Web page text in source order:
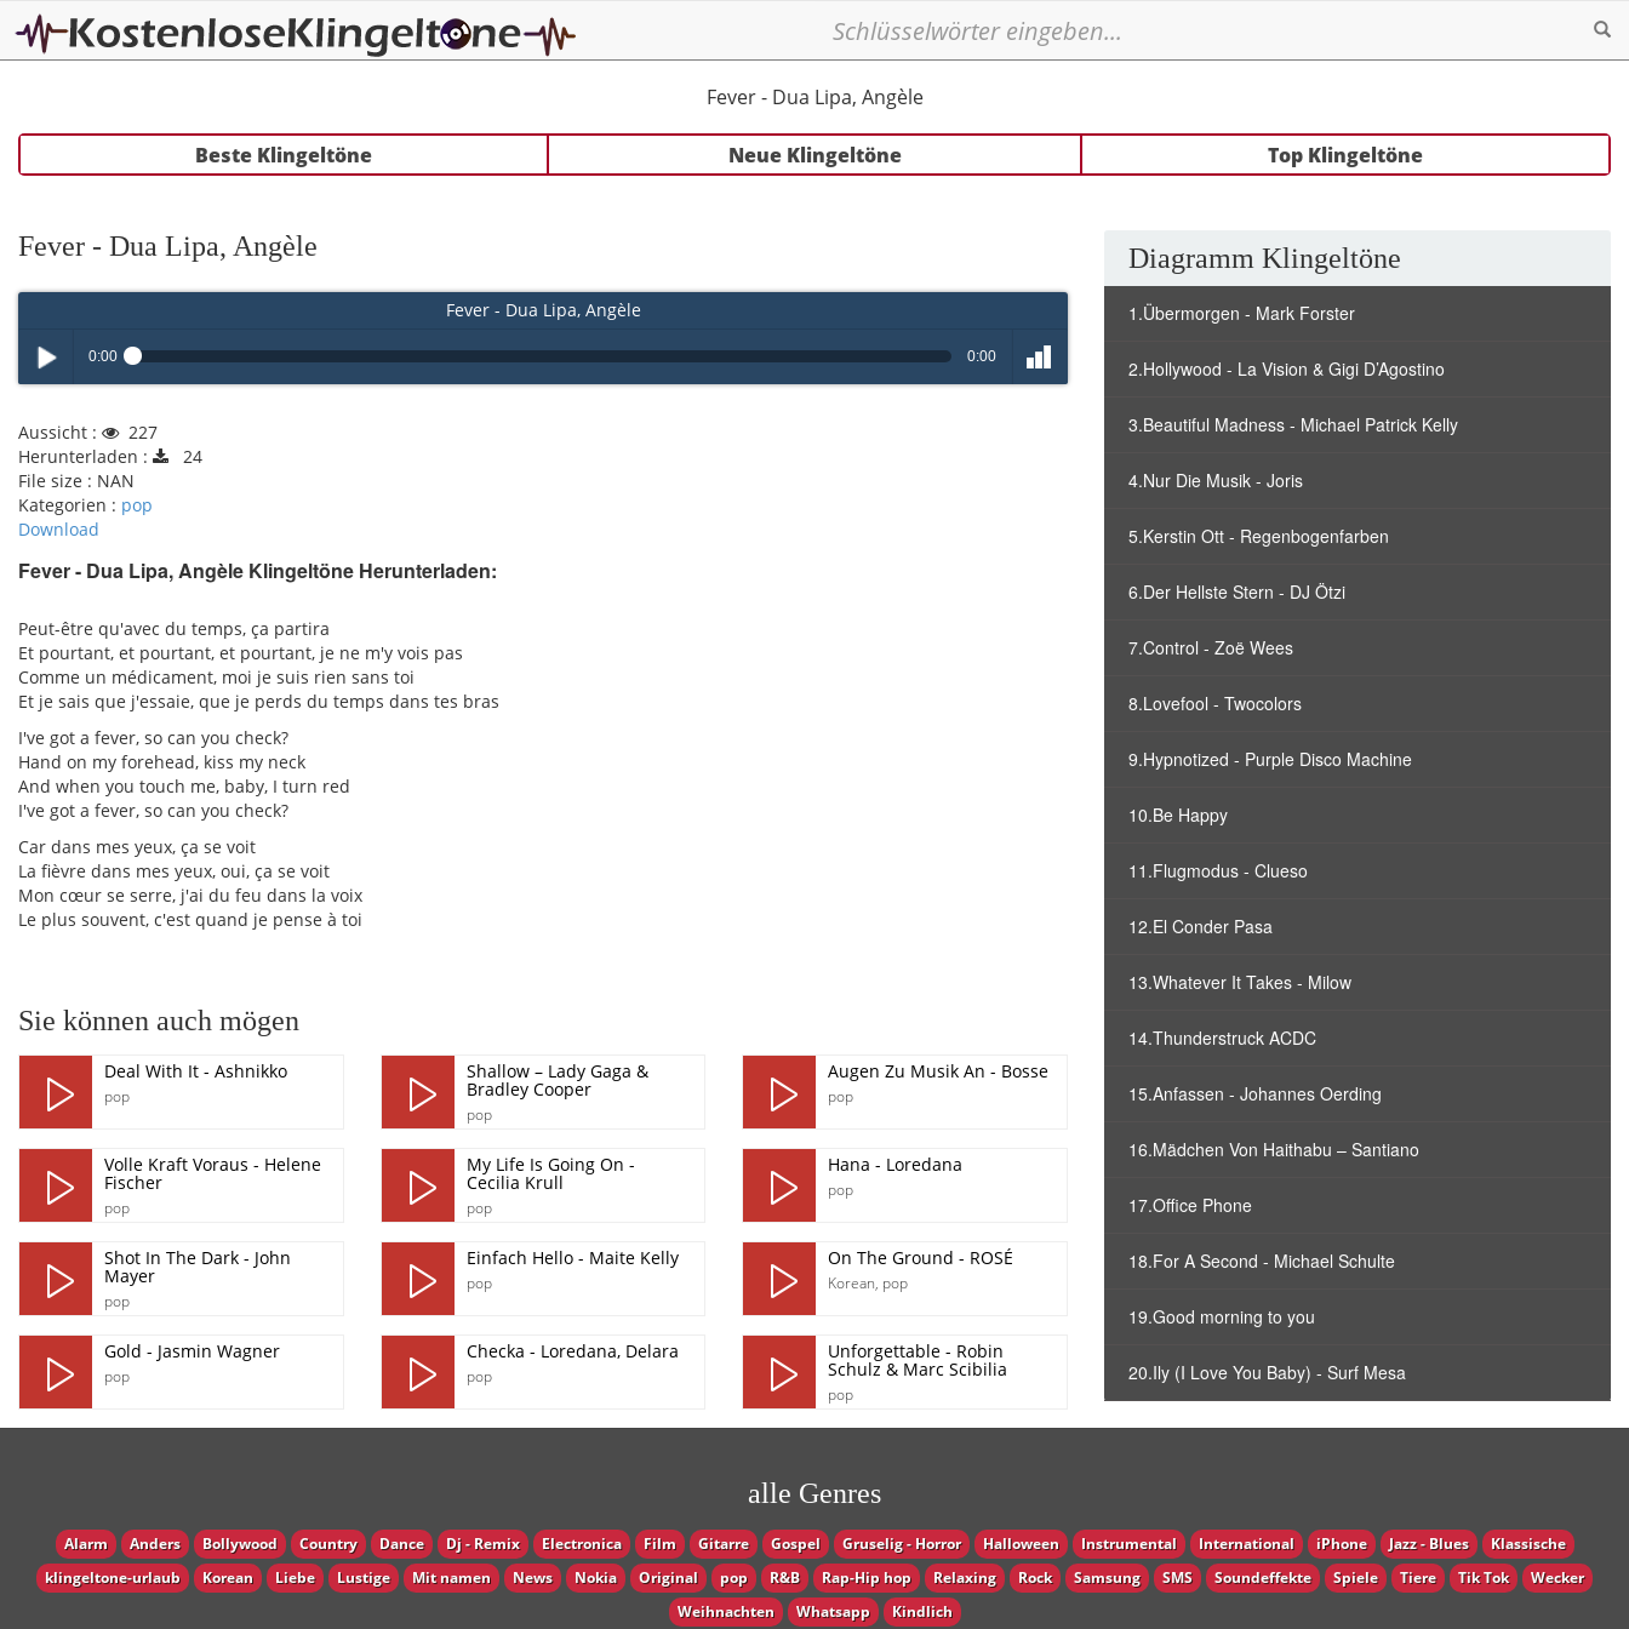
Fever - Dua Lipa, Angèle
Beste Klingeltöne Neue Klingeltöne Top Klingeltöne
Fever - Dua Lipa, Angèle
Fever - Dua Lipa, Angèle
Play /
pause
0:00 0:00
Aussicht :
227
Herunterladen :
24
File size : NAN
Kategorien : pop
Download
Fever - Dua Lipa, Angèle Klingeltöne Herunterladen:
Peut-être qu'avec du temps, ça partira
Et pourtant, et pourtant, et pourtant, je ne m'y vois pas
Comme un médicament, moi je suis rien sans toi
Et je sais que j'essaie, quе je perds du temps dans tеs bras
I've got a fever, so can you check?
Hand on my forehead, kiss my neck
And when you touch me, baby, I turn red
I've got a fever, so can you check?
Car dans mes yeux, ça se voit
La fièvre dans mes yeux, oui, ça se voit
Mon cœur se serre, j'ai du feu dans la voix
Le plus souvent, c'est quand je pense à toi
Sie können auch mögen
Deal With It - Ashnikko
pop
Shallow – Lady Gaga &
Bradley Cooper
pop
Augen Zu Musik An - Bosse
pop
Volle Kraft Voraus - Helene
Fischer
pop
My Life Is Going On -
Cecilia Krull
pop
Hana - Loredana
pop
Shot In The Dark - John
Mayer
pop
Einfach Hello - Maite Kelly
pop
On The Ground - ROSÉ
Korean, pop
Gold - Jasmin Wagner
pop
Checka - Loredana, Delara
pop
Unforgettable - Robin
Schulz & Marc Scibilia
pop
Diagramm Klingeltöne
1.Übermorgen - Mark Forster
2.Hollywood - La Vision & Gigi D’Agostino
3.Beautiful Madness - Michael Patrick Kelly
4.Nur Die Musik - Joris
5.Kerstin Ott - Regenbogenfarben
6.Der Hellste Stern - DJ Ötzi
7.Control - Zoë Wees
8.Lovefool - Twocolors
9.Hypnotized - Purple Disco Machine
10.Be Happy
11.Flugmodus - Clueso
12.El Conder Pasa
13.Whatever It Takes - Milow
14.Thunderstruck ACDC
15.Anfassen - Johannes Oerding
16.Mädchen Von Haithabu – Santiano
17.Office Phone
18.For A Second - Michael Schulte
19.Good morning to you
20.Ily (I Love You Baby) - Surf Mesa
alle Genres
Alarm Anders Bollywood Country Dance Dj - Remix Electronica Film Gitarre Gospel Gruselig - Horror Halloween Instrumental International iPhone Jazz - Blues
Klassische
klingeltone-urlaub
Korean Liebe Lustige Mit namen News Nokia Original pop R&B Rap-Hip hop Relaxing Rock Samsung SMS Soundeffekte Spiele Tiere Tik Tok
Wecker
Weihnachten
Whatsapp Кindlich